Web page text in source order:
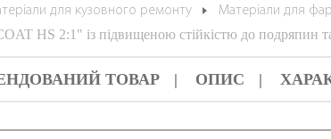
для кузовного ремонту Матеріали для
HS 2:1" із підвищеною стійкістю до подряпин
ТОВАР ОПИС